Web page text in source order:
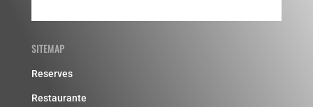
SITEMAP
Reserves
Restaurante